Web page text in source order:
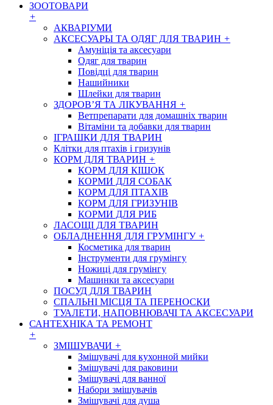
ЗООТОВАРИ
+
АКВАРІУМИ
АКСЕСУАРЫ ТА ОДЯГ ДЛЯ ТВАРИН +
Амуніція та аксесуари
Одяг для тварин
Повідці для тварин
Нашийники
Шлейки для тварин
ЗДОРОВ’Я ТА ЛІКУВАННЯ +
Ветпрепарати для домашніх тварин
Вітаміни та добавки для тварин
ІГРАШКИ ДЛЯ ТВАРИН
Клітки для птахів і гризунів
КОРМ ДЛЯ ТВАРИН +
КОРМ ДЛЯ КІШОК
КОРМИ ДЛЯ СОБАК
КОРМ ДЛЯ ПТАХІВ
КОРМ ДЛЯ ГРИЗУНІВ
КОРМИ ДЛЯ РИБ
ЛАСОЩІ ДЛЯ ТВАРИН
ОБЛАДНЕННЯ ДЛЯ ГРУМІНГУ +
Косметика для тварин
Інструменти для грумінгу
Ножиці для грумінгу
Машинки та аксесуари
ПОСУД ДЛЯ ТВАРИН
СПАЛЬНІ МІСЦЯ ТА ПЕРЕНОСКИ
ТУАЛЕТИ, НАПОВНЮВАЧІ ТА АКСЕСУАРИ
САНТЕХНІКА ТА РЕМОНТ
+
ЗМІШУВАЧИ +
Змішувачі для кухонной мийки
Змішувачі для раковини
Змішувачі для ванної
Набори змішувачів
Змішувачі для душа